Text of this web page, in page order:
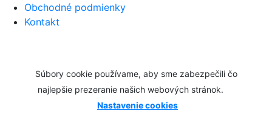
Obchodné podmienky
Kontakt
Súbory cookie používame, aby sme zabezpečili čo
najlepšie prezeranie našich webových stránok.
Nastavenie cookies